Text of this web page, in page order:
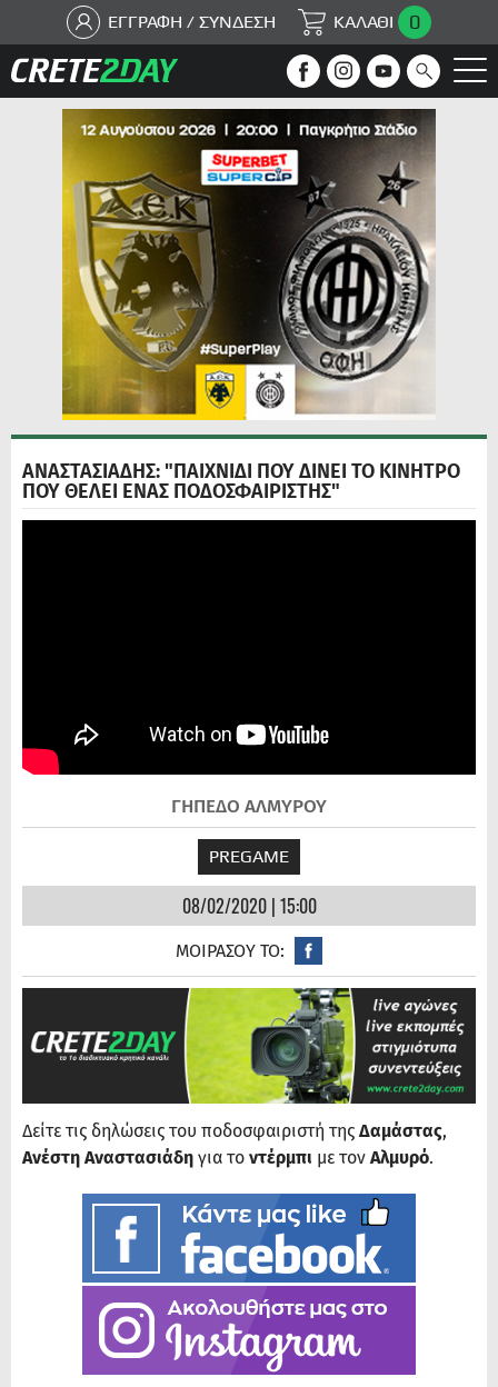
ΕΓΓΡΑΦΗ / ΣΥΝΔΕΣΗ ΚΑΛΑΘΙ 0
ΑΝΑΣΤΑΣΙΑΔΗΣ: "ΠΑΙΧΝΙΔΙ ΠΟΥ ΔΙΝΕΙ ΤΟ ΚΙΝΗΤΡΟ
ΠΟΥ ΘΕΛΕΙ ΕΝΑΣ ΠΟΔΟΣΦΑΙΡΙΣΤΗΣ"
ΓΗΠΕΔΟ ΑΛΜΥΡΟΥ
PREGAME
08/02/2020 | 15:00
ΜΟΙΡΑΣΟΥ ΤΟ:
Δείτε τις δηλώσεις του ποδοσφαιριστή της Δαμάστας,
Ανέστη Αναστασιάδη για το ντέρμπι με τον Αλμυρό.